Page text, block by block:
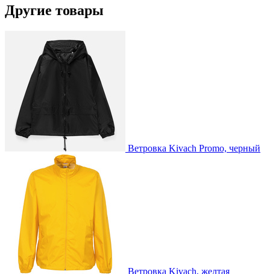
Другие товары
Ветровка Kivach Promo, черный
Ветровка Kivach, желтая